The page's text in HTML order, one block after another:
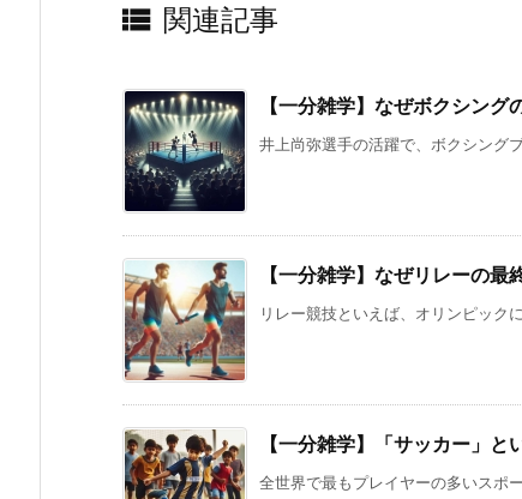
 関連記事
【一分雑学】なぜボクシン
井上尚弥選手の活躍で、ボクシング
【一分雑学】なぜリレーの
リレー競技といえば、オリンピック
【一分雑学】「サッカー」
全世界で最もプレイヤーの多いスポ